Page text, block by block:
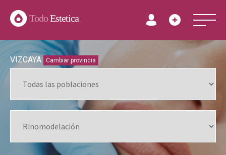
TodoEstetica
VIZCAYA Cambiar provincia